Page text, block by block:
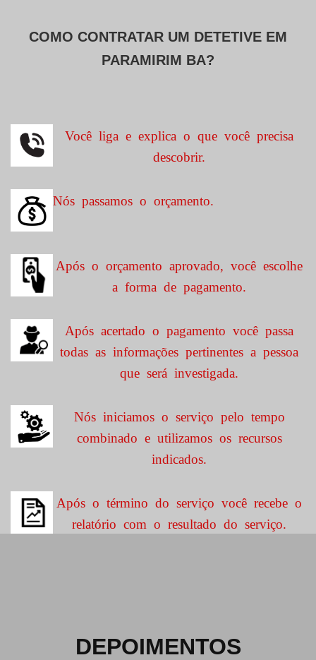
COMO CONTRATAR UM DETETIVE EM
PARAMIRIM BA?
Você liga e explica o que você precisa
descobrir.
Nós passamos o orçamento.
Após o orçamento aprovado, você escolhe
a forma de pagamento.
Após acertado o pagamento você passa
todas as informações pertinentes a pessoa
que será investigada.
Nós iniciamos o serviço pelo tempo
combinado e utilizamos os recursos
indicados.
Após o término do serviço você recebe o
relatório com o resultado do serviço.
DEPOIMENTOS